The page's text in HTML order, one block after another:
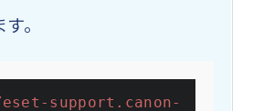
。
support.canon-